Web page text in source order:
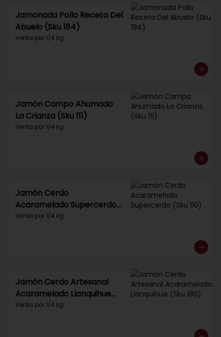
Jamonada Pollo Receta Del
Abuelo (Sku 184)
Venta por 1/4 kg.
Jamón Campo Ahumado
La Crianza (Sku 111)
Venta por 1/4 kg.
Jamón Cerdo
Acaramelado Supercerdo
(Sku 110)
Venta por 1/4 kg.
Jamón Cerdo Artesanal
Acaramelado Llanquihue
(Sku 180)
Venta por 1/4 kg.